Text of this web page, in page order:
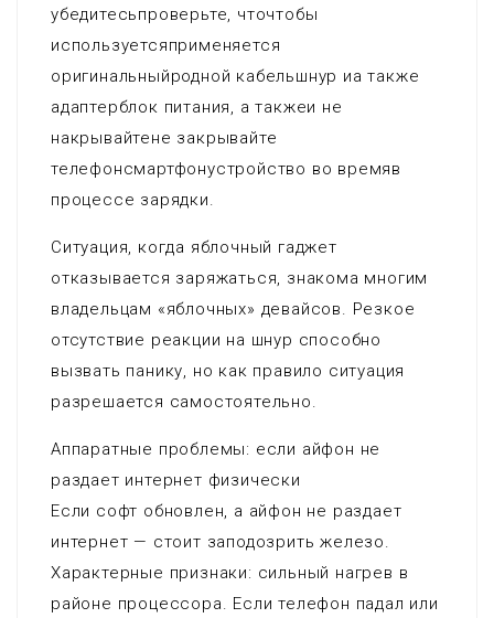
убедитесьпроверьте, чточтобы
используетсяприменяется
оригинальныйродной кабельшнур иа также
адаптерблок питания, а такжеи не
накрывайтене закрывайте
телефонсмартфонустройство во времяв
процессе зарядки.
Ситуация, когда яблочный гаджет
отказывается заряжаться, знакома многим
владельцам «яблочных» девайсов. Резкое
отсутствие реакции на шнур способно
вызвать панику, но как правило ситуация
разрешается самостоятельно.
Аппаратные проблемы: если айфон не
раздает интернет физически
Если софт обновлен, а айфон не раздает
интернет — стоит заподозрить железо.
Характерные признаки: сильный нагрев в
районе процессора. Если телефон падал или